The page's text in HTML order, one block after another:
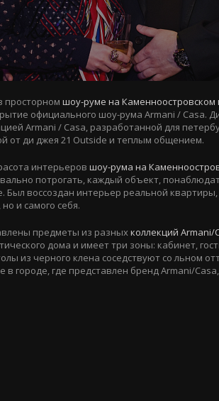
просторном шоу-руме на Каменноостровском
официального шоу-рума Armani / Casa.
Armani / Casa, разработанной для
от ди джея 21 Outside и теплым общением.
интерьеров шоу-рума на
потрогать, каждый объект,
Был воссоздан интерьер реальной
и самого себя.
предметы из разныхколлекций Armani/
дома и имеет три зоны: кабинет,
из черного клена соседствуют со льном
в городе, где представлен бренд Armani/